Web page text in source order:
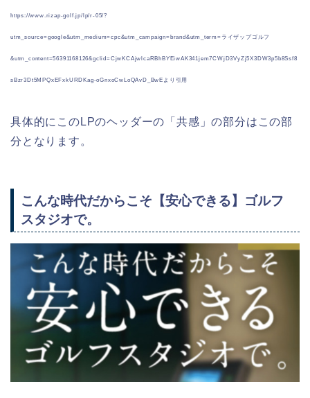
https://www.rizap-golf.jp/lp/r-05/?
utm_source=google&utm_medium=cpc&utm_campaign=brand&utm_term=ライザップゴルフ
&utm_content=56391168126&gclid=CjwKCAjwlcaRBhBYEiwAK341jem7CWjD3VyZj5X3DW3p5b8Ssf8
sBzr3Dt5MPQxEFxkURDKag-oGnxoCwLoQAvD_BwEより引用
具体的にこのLPのヘッダーの「共感」の部分はこの部
分となります。
こんな時代だからこそ 【安心できる】 ゴルフ
スタジオで。